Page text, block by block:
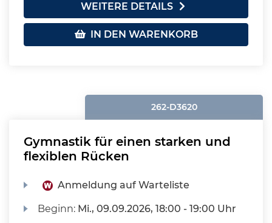
WEITERE DETAILS
IN DEN WARENKORB
262-D3620
Gymnastik für einen starken und
flexiblen Rücken
Anmeldung auf Warteliste
Beginn: Mi., 09.09.2026, 18:00 - 19:00 Uhr